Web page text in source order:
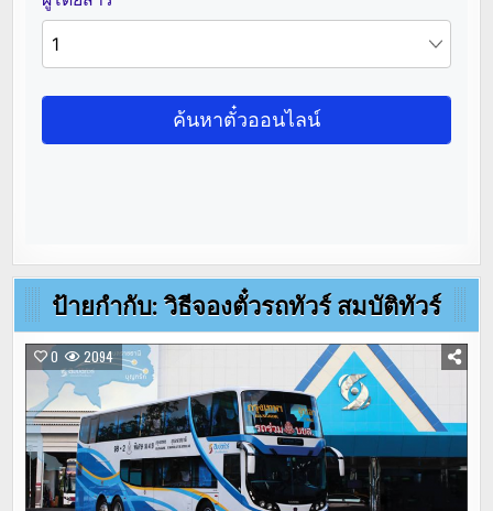
ป้ายกำกับ: วิธีจองตั๋วรถทัวร์ สมบัติทัวร์
0 2094